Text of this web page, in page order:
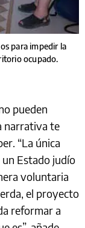
para impedir la
ocupado.
pueden
narrativa te
“La única
un Estado judío
voluntaria
el proyecto
reformar a